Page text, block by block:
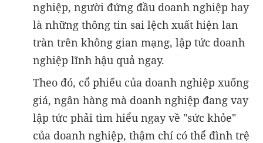
nghiệp, người đứng đầu doanh nghiệp hay
là những thông tin sai lệch xuất hiện lan
tràn trên không gian mạng, lập tức doanh
nghiệp lĩnh hậu quả ngay.
Theo đó, cổ phiếu của doanh nghiệp xuống
giá, ngân hàng mà doanh nghiệp đang vay
lập tức phải tìm hiểu ngay về "sức khỏe"
của doanh nghiệp, thậm chí có thể đình trệ